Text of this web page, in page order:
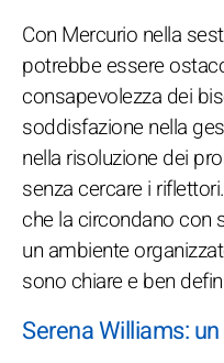
Con Mercurio nella
potrebbe essere
consapevolezza dei
soddisfazione nella
nella risoluzione dei
senza cercare i
che la circondano con
un ambiente
sono chiare e ben
Serena Williams: